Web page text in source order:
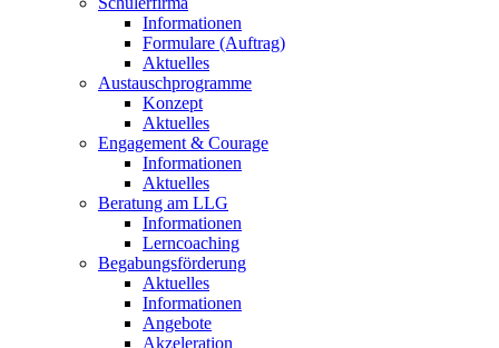
Informationen
Formulare (Auftrag)
Aktuelles
Austauschprogramme
Konzept
Aktuelles
Engagement & Courage
Informationen
Aktuelles
Beratung am LLG
Informationen
Lerncoaching
Begabungsförderung
Aktuelles
Informationen
Angebote
Akzeleration